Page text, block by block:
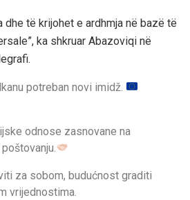
dhe të krijohet e ardhmja në bazë të
ka shkruar Abazoviqi në
potreban novi imidž.
odnose zasnovane na
za sobom, budućnost graditi
vrijednostima.